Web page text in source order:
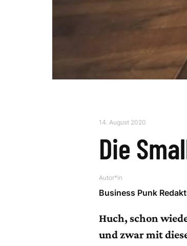
14. August 2020
Die
Autor*in
Business Punk
Huch, schon
und zwar mit